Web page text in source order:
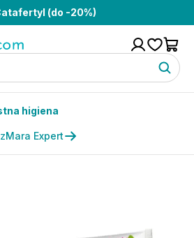
(do -20%)
higiena
Mara Expert